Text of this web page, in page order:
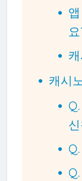
캐시